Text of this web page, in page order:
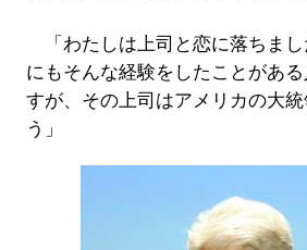
「わたしは上司と恋に落ちまし
にもそんな経験をしたことがあ
すが、その上司はアメリカの大
う」